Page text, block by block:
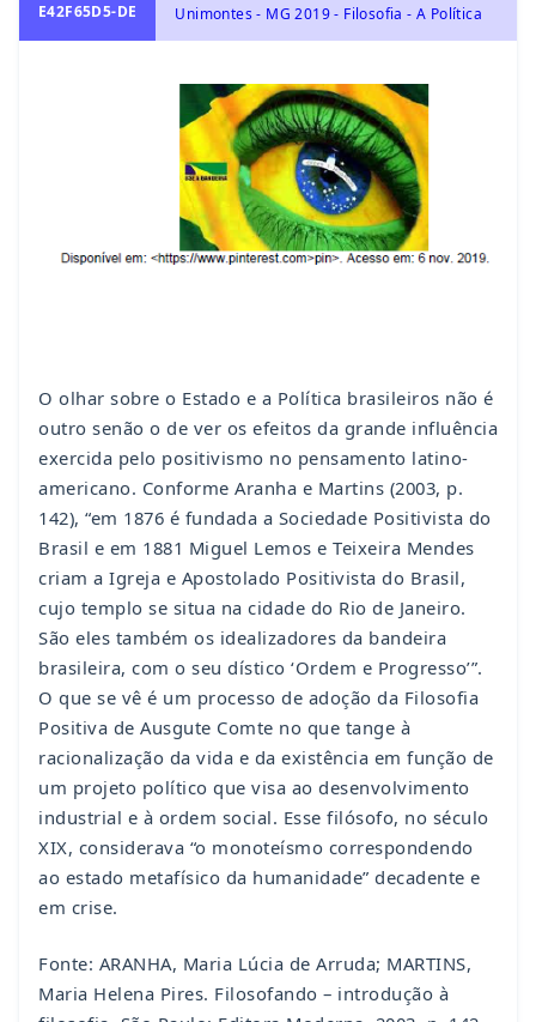
E42F65D5-DE Unimontes - MG 2019 - Filosofia - A Política
O olhar sobre o Estado e a Política brasileiros não é
outro senão o de ver os efeitos da grande influência
exercida pelo positivismo no pensamento latino-
americano. Conforme Aranha e Martins (2003, p.
142), “em 1876 é fundada a Sociedade Positivista do
Brasil e em 1881 Miguel Lemos e Teixeira Mendes
criam a Igreja e Apostolado Positivista do Brasil,
cujo templo se situa na cidade do Rio de Janeiro.
São eles também os idealizadores da bandeira
brasileira, com o seu dístico ‘Ordem e Progresso’”.
O que se vê é um processo de adoção da Filosofia
Positiva de Ausgute Comte no que tange à
racionalização da vida e da existência em função de
um projeto político que visa ao desenvolvimento
industrial e à ordem social. Esse filósofo, no século
XIX, considerava “o monoteísmo correspondendo
ao estado metafísico da humanidade” decadente e
em crise.
Fonte: ARANHA, Maria Lúcia de Arruda; MARTINS,
Maria Helena Pires. Filosofando – introdução à